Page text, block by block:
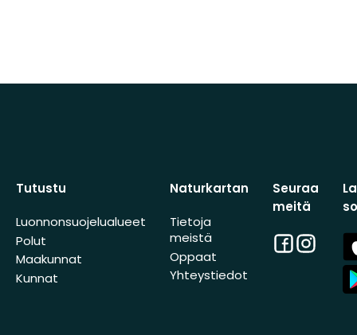
Tutustu
Luonnonsuojelualueet
Polut
Maakunnat
Kunnat
Naturkartan
Tietoja
meistä
Oppaat
Yhteystiedot
Seuraa
meitä
Facebook